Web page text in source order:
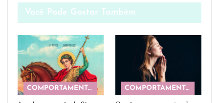
Você Pode Gostar Também
COMPORTAMENTO COMPORTAMENTO